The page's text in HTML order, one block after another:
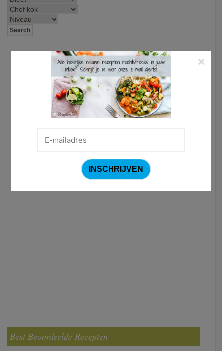
Best Beoordeelde Recepten
×